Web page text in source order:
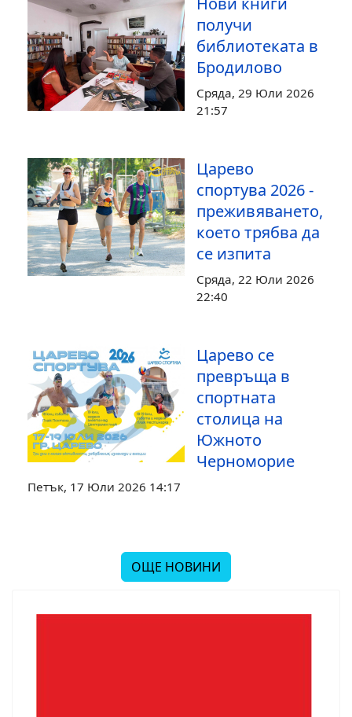
получи
библиотеката в
Бродилово
Сряда, 29 Юли 2026
21:57
Царево
спортува 2026 -
преживяването,
което трябва да
се изпита
Сряда, 22 Юли 2026
22:40
Царево се
превръща в
спортната
столица на
Южното
Черноморие
Петък, 17 Юли 2026 14:17
ОЩЕ НОВИНИ